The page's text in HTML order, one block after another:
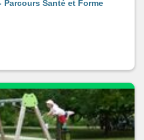
Santé et Forme